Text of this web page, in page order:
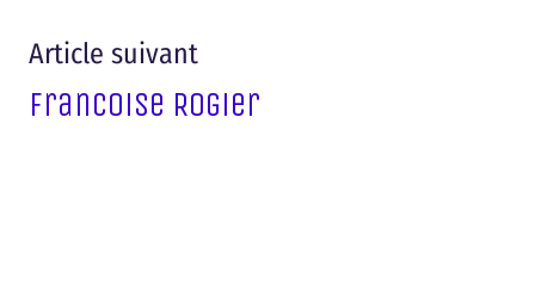
Article suivant
Francoise Rogier